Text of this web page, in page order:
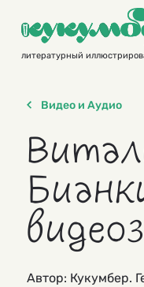
contentлитературный
Видео и Аудио
Автор: Кукумбер.